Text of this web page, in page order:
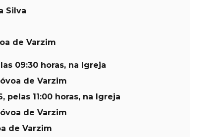
Silva
de Varzim
09:30 horas, na Igreja
de Varzim
, pelas 11:00 horas, na Igreja
de Varzim
de Varzim